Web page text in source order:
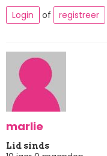
Login
of registreer
marlie
Lid sinds